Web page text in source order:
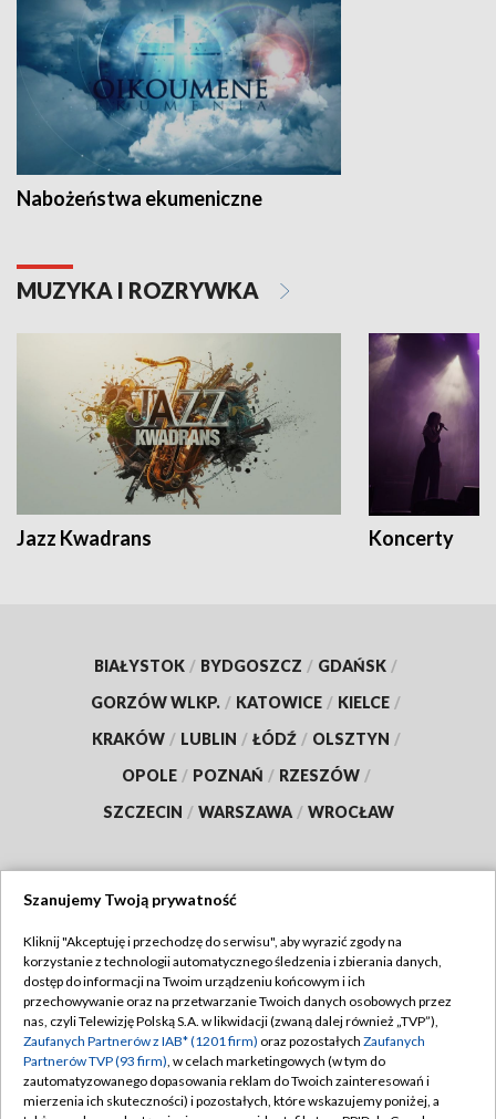
Nabożeństwa ekumeniczne
MUZYKA I ROZRYWKA
Jazz Kwadrans Koncerty
BIAŁYSTOK / BYDGOSZCZ / GDAŃSK /
GORZÓW WLKP. / KATOWICE / KIELCE /
KRAKÓW / LUBLIN / ŁÓDŹ / OLSZTYN /
OPOLE / POZNAŃ / RZESZÓW /
SZCZECIN / WARSZAWA / WROCŁAW
TVP
Abonament TVP
Emisja w TVP
Centrum informacji TVP
Naziemna Telewizja Cyfrowa
Regulamin TVP
Polityka prywatności
Moje zgody
Pomoc
Szanujemy Twoją prywatność
Kliknij "Akceptuję i przechodzę do serwisu", aby wyrazić zgody na
korzystanie z technologii automatycznego śledzenia i zbierania danych,
dostęp do informacji na Twoim urządzeniu końcowym i ich
przechowywanie oraz na przetwarzanie Twoich danych osobowych przez
nas, czyli Telewizję Polską S.A. w likwidacji (zwaną dalej również „TVP”),
Zaufanych Partnerów z IAB* (1201 firm) oraz pozostałych Zaufanych
Partnerów TVP (93 firm), w celach marketingowych (w tym do
zautomatyzowanego dopasowania reklam do Twoich zainteresowań i
mierzenia ich skuteczności) i pozostałych, które wskazujemy poniżej, a